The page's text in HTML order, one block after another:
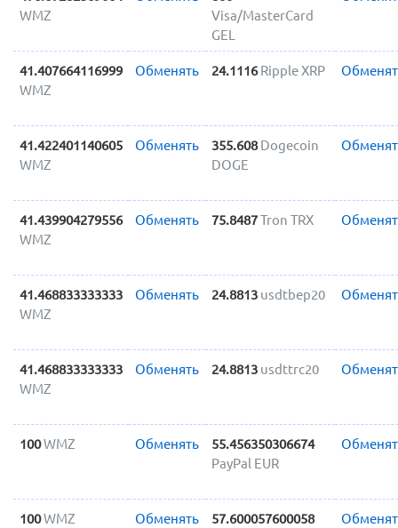
WMZ
Visa/MasterCard
GEL
41.407664116999
WMZ
Обменять 24.1116 Ripple XRP
41.422401140605
WMZ
Обменять 355.608 Dogecoin
DOGE
41.439904279556
WMZ
Обменять 75.8487Tron TRX
41.468833333333
WMZ
Обменять 24.8813 usdtbep20
41.468833333333
WMZ
Обменять 24.8813 usdttrc20
100WMZ Обменять
55.456350306674
PayPal EUR
100WMZ Обменять
57.600057600058